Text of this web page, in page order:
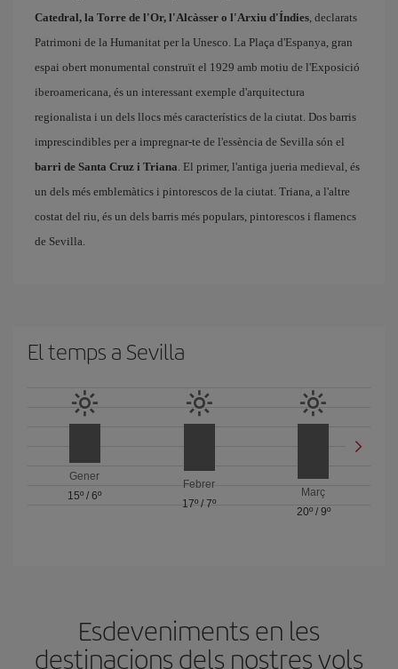
Catedral, la Torre de l'Or, l'Alcàsser o l'Arxiu d'Índies, declarats
Patrimoni de la Humanitat per la Unesco. La Plaça d'Espanya, gran
espai obert monumental construït el 1929 amb motiu de l'Exposició
iberoamericana, és un interessant exemple d'arquitectura
regionalista i un dels llocs més característics de la ciutat. Dos barris
imprescindibles per a impregnar-te de l'essència de Sevilla són el
barri de Santa Cruz i Triana. El primer, l'antiga jueria medieval, és
un dels més emblemàtics i pintorescos de la ciutat. Triana, a l'altre
costat del riu, és un dels barris més populars, pintorescos i flamencs
de Sevilla.
El temps a Sevilla
Gener
15º /6º
Febrer
17º / 7º
Març
20º/ 9º
Esdeveniments en les
destinacions dels nostres vols